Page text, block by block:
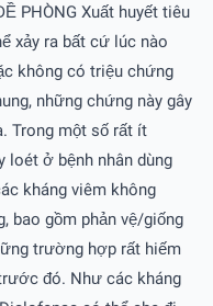
PHÒNG Xuất huyết tiêu
xảy ra bất cứ lúc nào
không có triệu chứng
những chứng này gây
Trong một số rất ít
loét ở bệnh nhân dùng
kháng viêm không
bao gồm phản vệ/giống
trường hợp rất hiếm
đó. Như các kháng